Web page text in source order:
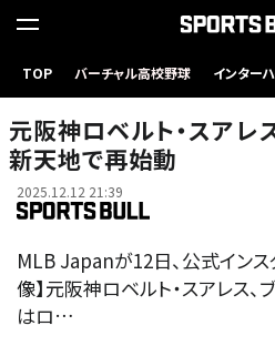
TOP バーチャル高校野球 インター
元阪神ロベルト・スアレ
新天地で再始動
2025.12.12 21:39
MLB Japanが12日、公式インス
像】元阪神ロベルト・スアレス
はロ…